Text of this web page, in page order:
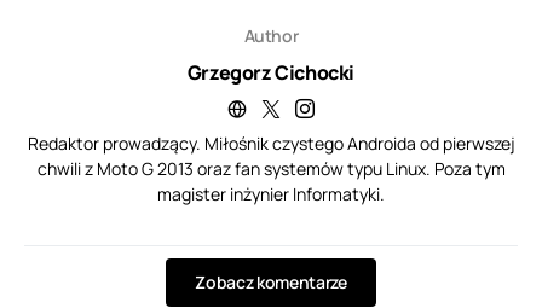
Author
Grzegorz Cichocki
Redaktor prowadzący. Miłośnik czystego Androida od pierwszej
chwili z Moto G 2013 oraz fan systemów typu Linux. Poza tym
magister inżynier Informatyki.
Zobacz komentarze